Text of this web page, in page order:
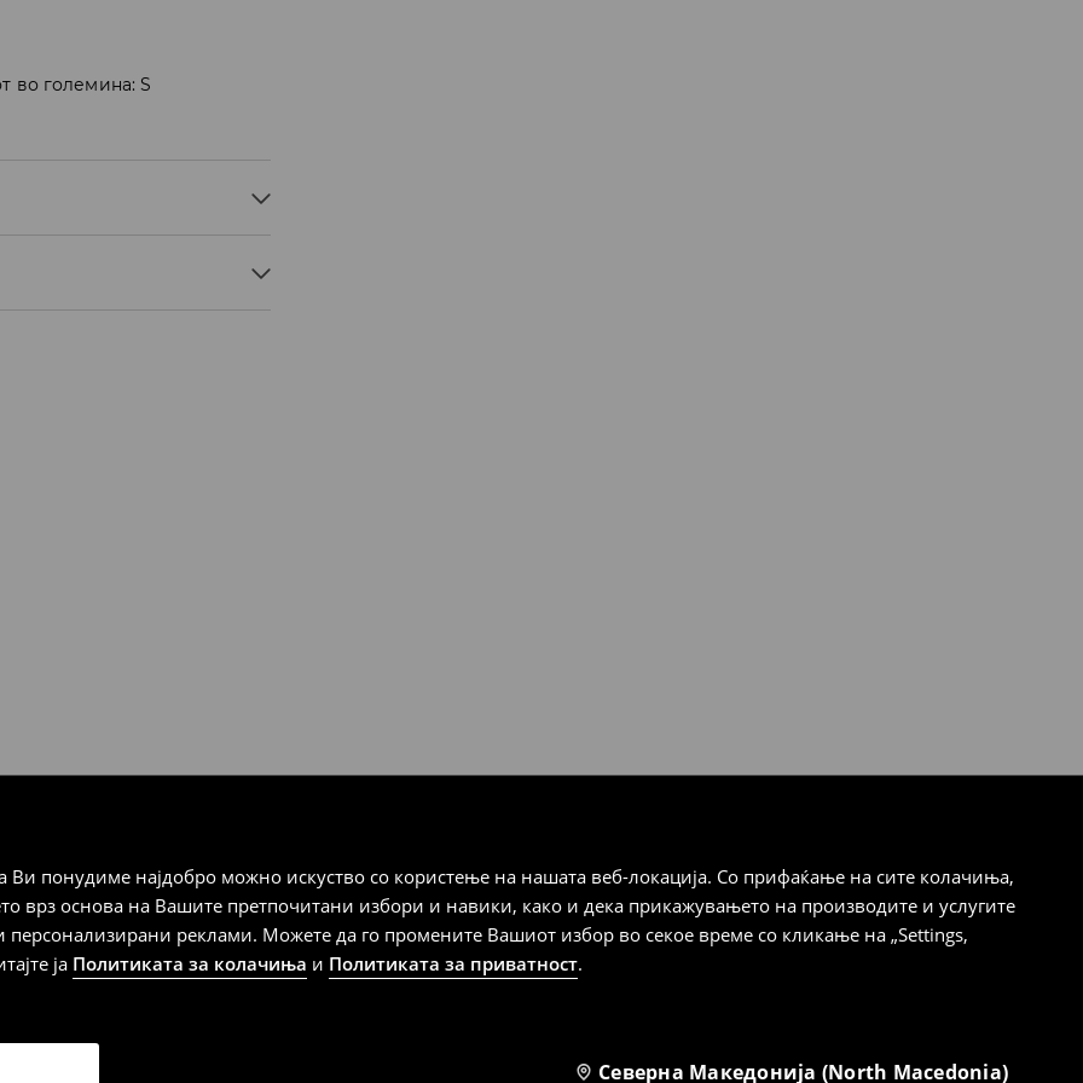
понудиме најдобро можно искуство со користење на нашата веб-локација. Со прифаќање на сите колачиња,
врз основа на Вашите претпочитани избори и навики, како и дека прикажувањето на производите и услугите
реклами. Можете да го промените Вашиот избор во секое време со кликање на „Settings,
ја Политиката за колачиња и Политиката за приватност.
Северна Македонија (North Macedonia)
во големина: S
од тој датум да се
производи. Ако
артиклите, тоа може да го
производот може да